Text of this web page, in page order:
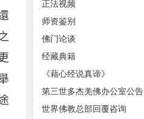
正法视频
师资鉴别
佛门论谈
经藏典籍
《藉心经说真谛》
第三世多杰羌佛办公室公告
世界佛教总部回覆咨询